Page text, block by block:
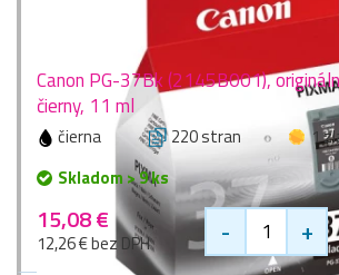
Canon PG-37Bk (2145B001),
čierny, 11 ml
čierna 220 stran
1
Skladom > 9 ks
15,08 €
12,26 € bez DPH - +